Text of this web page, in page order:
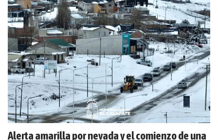
Alerta amarilla por nevada y el comienzo de una